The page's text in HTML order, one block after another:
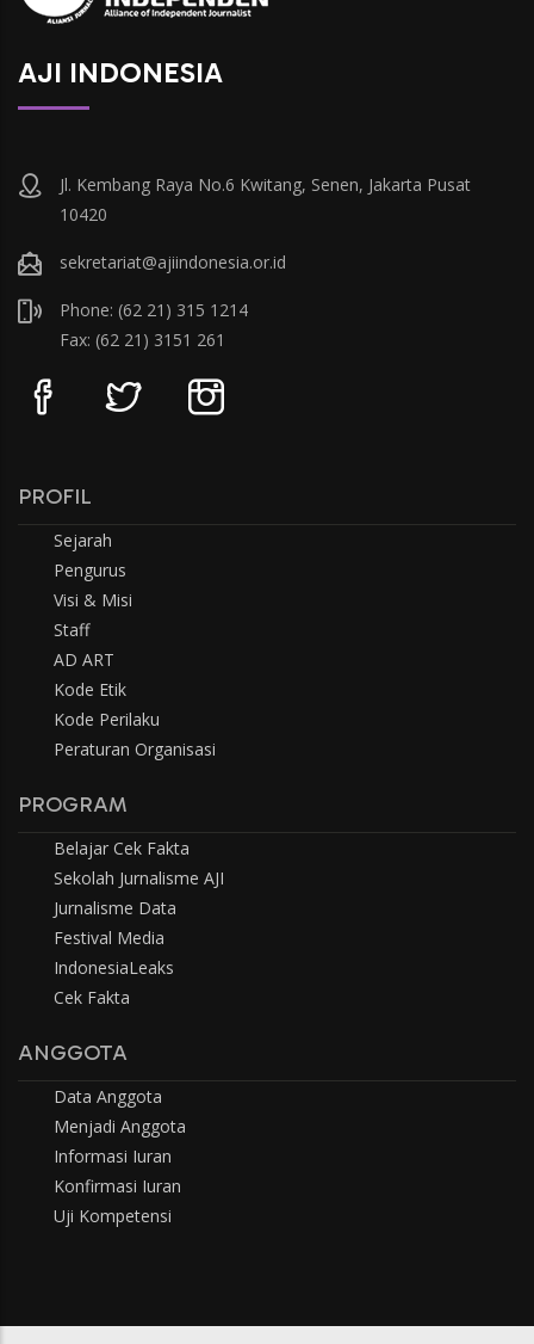
AJI INDONESIA
Jl. Kembang Raya No.6 Kwitang, Senen, Jakarta Pusat
10420
sekretariat@ajiindonesia.or.id
Phone: (62 21) 315 1214
Fax: (62 21) 3151 261
PROFIL
Sejarah
Pengurus
Visi & Misi
Staff
AD ART
Kode Etik
Kode Perilaku
Peraturan Organisasi
PROGRAM
Belajar Cek Fakta
Sekolah Jurnalisme AJI
Jurnalisme Data
Festival Media
IndonesiaLeaks
Cek Fakta
ANGGOTA
Data Anggota
Menjadi Anggota
Informasi Iuran
Konfirmasi Iuran
Uji Kompetensi